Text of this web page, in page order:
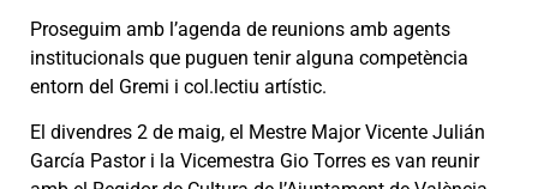
Proseguim amb l’agenda de reunions amb agents
institucionals que puguen tenir alguna competència
entorn del Gremi i col.lectiu artístic.
El divendres 2 de maig, el Mestre Major Vicente Julián
García Pastor i la Vicemestra Gio Torres es van reunir